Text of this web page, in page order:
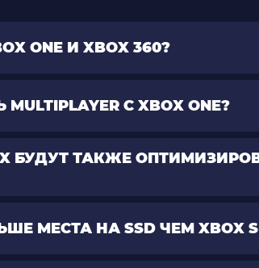
ONE И XBOX 360?
С XBOX ONE?
БУДУТ ТАКЖЕ
МЕСТА НА SSD ЧЕМ XBOX